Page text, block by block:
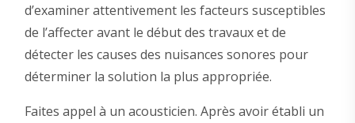
d’examiner attentivement les facteurs susceptibles
de l’affecter avant le début des travaux et de
détecter les causes des nuisances sonores pour
déterminer la solution la plus appropriée.
Faites appel à un acousticien. Après avoir établi un